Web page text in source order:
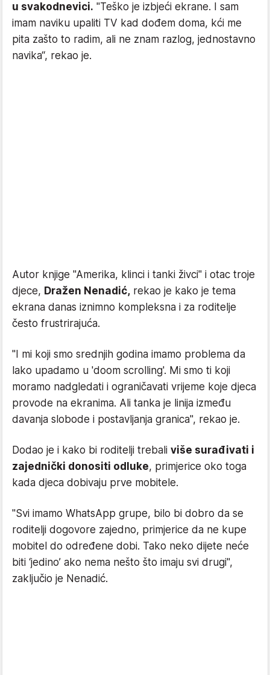
u svakodnevici. "Teško je izbjeći ekrane. I sam
imam naviku upaliti TV kad dođem doma, kći me
pita zašto to radim, ali ne znam razlog, jednostavno
navika“, rekao je.
Autor knjige "Amerika, klinci i tanki živci" i otac troje
djece, Dražen Nenadić, rekao je kako je tema
ekrana danas iznimno kompleksna i za roditelje
često frustrirajuća.
"I mi koji smo srednjih godina imamo problema da
lako upadamo u 'doom scrolling'. Mi smo ti koji
moramo nadgledati i ograničavati vrijeme koje djeca
provode na ekranima. Ali tanka je linija između
davanja slobode i postavljanja granica", rekao je.
Dodao je i kako bi roditelji trebali više surađivati i
zajednički donositi odluke, primjerice oko toga
kada djeca dobivaju prve mobitele.
"Svi imamo WhatsApp grupe, bilo bi dobro da se
roditelji dogovore zajedno, primjerice da ne kupe
mobitel do određene dobi. Tako neko dijete neće
biti ‘jedino’ ako nema nešto što imaju svi drugi",
zaključio je Nenadić.